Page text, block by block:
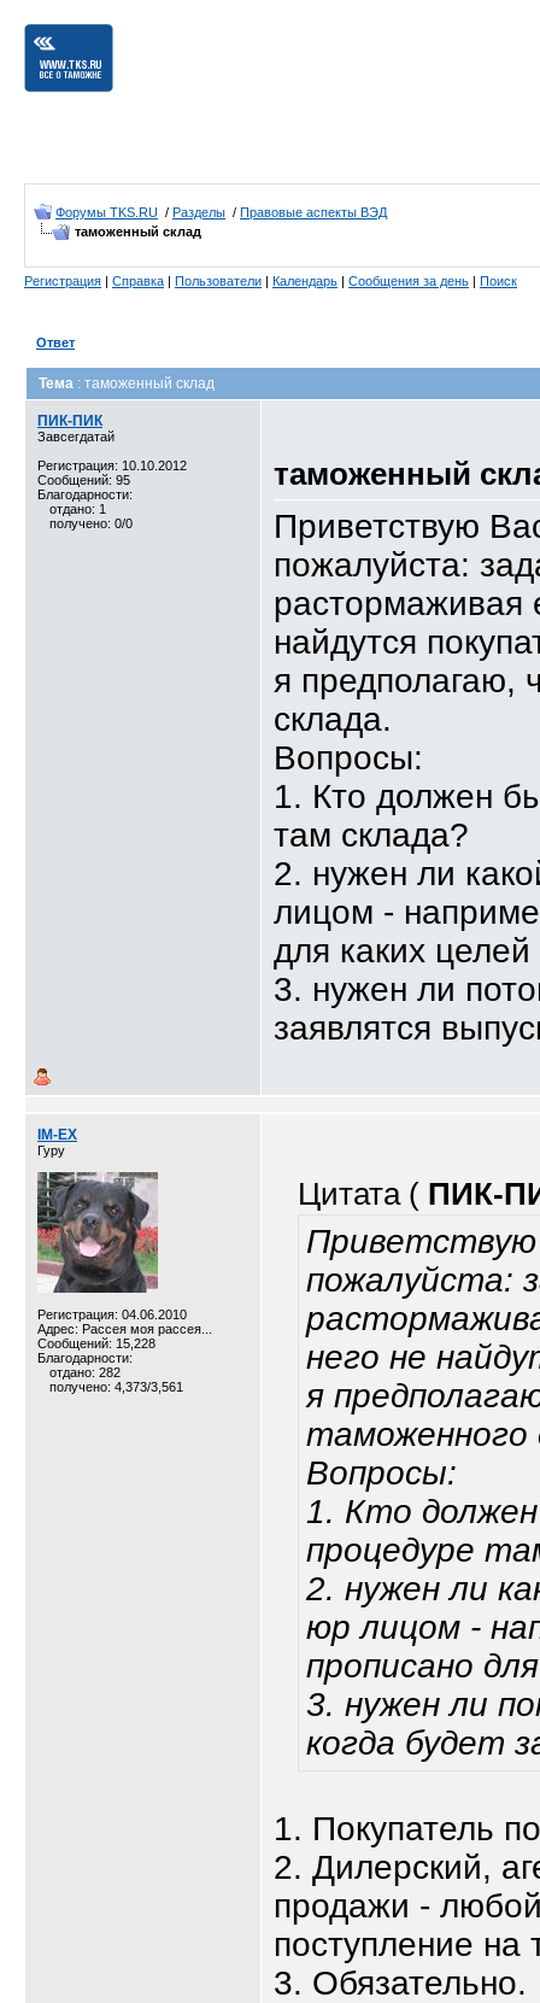
Форумы TKS.RU / Разделы / Правовые аспекты ВЭД
таможенный склад
Регистрация | Справка | Пользователи | Календарь | Сообщения за день | Поиск
Ответ
Тема : таможенный склад
ПИК-ПИК
Завсегдатай
Регистрация: 10.10.2012
Сообщений: 95
Благодарности:
отдано: 1
получено: 0/0
таможенный
Приветствую
пожалуйста:
растормаживая
найдутся
я предполагаю,
склада.
Вопросы:
1. Кто должен
там склада?
2. нужен ли
лицом -
для каких
3. нужен ли
заявлятся
IM-EX
Гуру
Регистрация: 04.06.2010
Адрес: Рассея моя рассея...
Сообщений: 15,228
Благодарности:
отдано: 282
получено: 4,373/3,561
Цитата ( ПИК-
пожалуйста:
него не
я
таможенного
Вопросы:
1. Кто
процедуре
2. нужен ли
юр лицом -
прописано
3. нужен ли
когда будет
1. Покупатель
2. Дилерский,
продажи -
поступление
3. Обязательно.